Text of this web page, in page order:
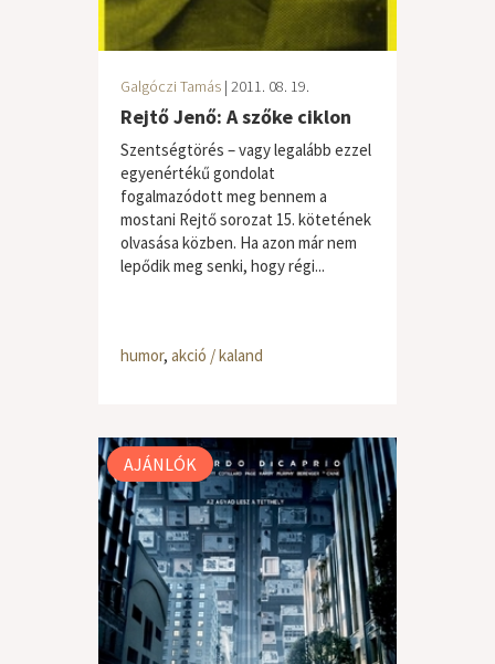
Galgóczi Tamás | 2011. 08. 19.
Rejtő Jenő: A szőke ciklon
Szentségtörés – vagy legalább ezzel
egyenértékű gondolat
fogalmazódott meg bennem a
mostani Rejtő sorozat 15. kötetének
olvasása közben. Ha azon már nem
lepődik meg senki, hogy régi...
humor, akció / kaland
AJÁNLÓK